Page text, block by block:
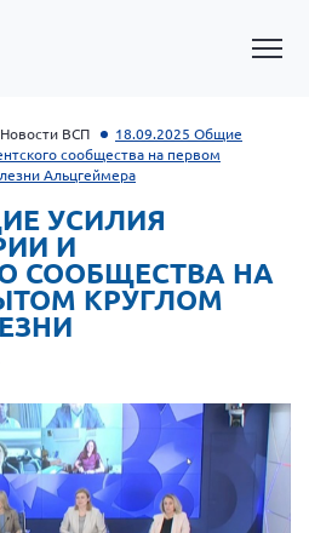
Кичигина Н. Ф.
Матвиевская О.В.
Н.В.
Новости ВСП
18.09.2025 Общие
сообщества на первом
Альцгеймера
УСИЛИЯ
И
СООБЩЕСТВА НА
КРУГЛОМ